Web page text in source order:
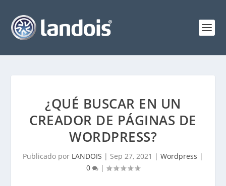
¿QUÉ BUSCAR EN UN
CREADOR DE PÁGINAS DE
WORDPRESS?
Publicado por LANDOIS | Sep 27, 2021 | Wordpress |
0
|